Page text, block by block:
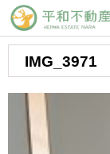
IMG_3971